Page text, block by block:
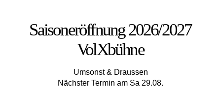
Saisoneröffnung 2026/2027
VolXbühne
Umsonst & Draussen
Nächster Termin am Sa 29.08.